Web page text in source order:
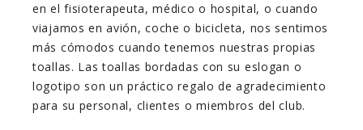
en el fisioterapeuta, médico o hospital, o cuando
viajamos en avión, coche o bicicleta, nos sentimos
más cómodos cuando tenemos nuestras propias
toallas. Las toallas bordadas con su eslogan o
logotipo son un práctico regalo de agradecimiento
para su personal, clientes o miembros del club.